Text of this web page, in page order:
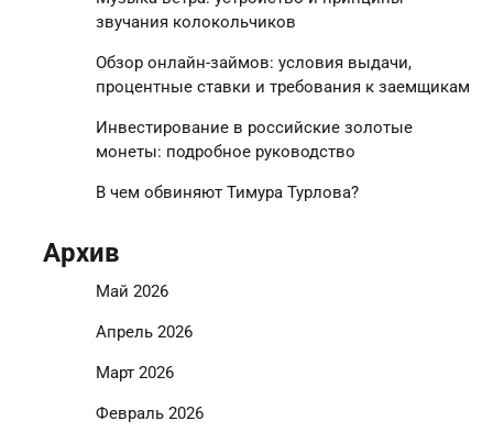
звучания колокольчиков
Обзор онлайн-займов: условия выдачи,
процентные ставки и требования к заемщикам
Инвестирование в российские золотые
монеты: подробное руководство
В чем обвиняют Тимура Турлова?
Архив
Май 2026
Апрель 2026
Март 2026
Февраль 2026